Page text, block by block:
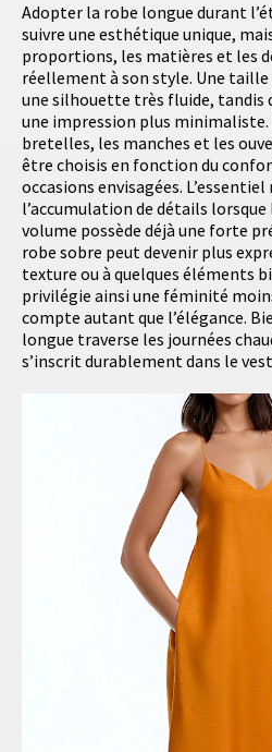
Adopter la robe longue durant
suivre une esthétique unique,
proportions, les matières et les
réellement à son style. Une
une silhouette très fluide, tandis
une impression plus minimaliste.
bretelles, les manches et les
être choisis en fonction du
occasions envisagées. L’essentiel
l’accumulation de détails
volume possède déjà une forte
robe sobre peut devenir plus
texture ou à quelques éléments
privilégie ainsi une féminité
compte autant que l’élégance.
longue traverse les journées
s’inscrit durablement dans le